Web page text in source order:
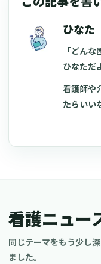
ひなた
「どん
ひなただ
看護師や
たらいい
看護ニュー
同じテーマをもう少し
ました。